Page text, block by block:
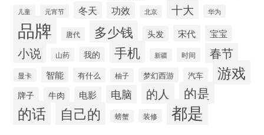
儿童 元宵节 冬天 功效 北京 十大 华为
品牌 唐代 多少钱 头发 宋代 宝宝
小说 山药 我的 手机 新疆 时间 春节
显卡 智能 有什么 柚子 梦幻西游 汽车 游戏
牌子 牛肉 电影 电脑 的人 的是
的话 自己的 螃蟹 装修 都是